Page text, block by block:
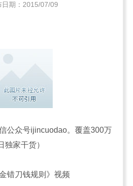
日期：2015/07/09
公众号ijincuodao。覆盖300万
家干货）
错刀钱规则》视频